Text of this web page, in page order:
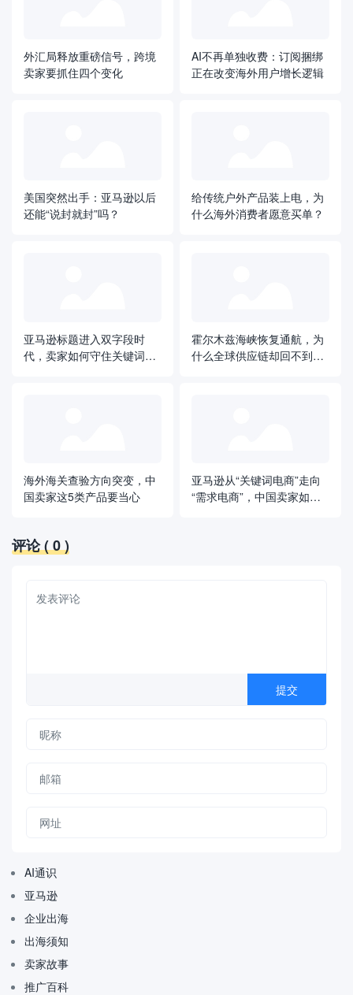
外汇局释放重磅信号，跨境
卖家要抓住四个变化
AI不再单独收费：订阅捆绑
正在改变海外用户增长逻辑
美国突然出手：亚马逊以后
还能“说封就封”吗？
给传统户外产品装上电，为
什么海外消费者愿意买单？
亚马逊标题进入双字段时
代，卖家如何守住关键词和
霍尔木兹海峡恢复通航，为
什么全球供应链却回不到从
海外海关查验方向突变，中
国卖家这5类产品要当心
亚马逊从“关键词电商”走向
“需求电商”，中国卖家如何
评论( 0 )
AI通识
亚马逊
企业出海
出海须知
卖家故事
推广百科